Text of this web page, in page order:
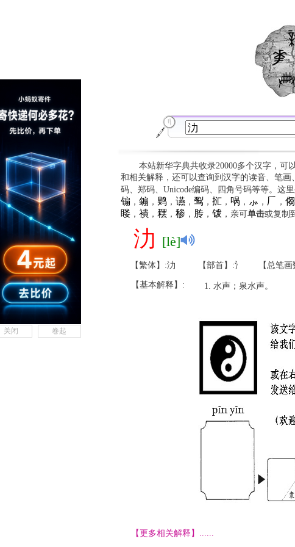
本站新华字典共收录20000多个汉字，可
和相关解释，还可以查询到汉字的读音、笔
码、郑码、Unicode编码、四角号码等等。这
䦂 ， 䥇 ， 䴗， 䜩， 䴕， 㧟 ， 㖞 ， ⺗ ， 𠂆 ， 㑳
䁖， 䙡， 䎬 ， 䅟， 䏝， 䥽，亲可单击或复制
氻 [lè]
【繁体】:氻 【部首】:氵 【总笔
【基本解释】: 水声；泉水声。
【更多相关解释】......
关闭 卷起